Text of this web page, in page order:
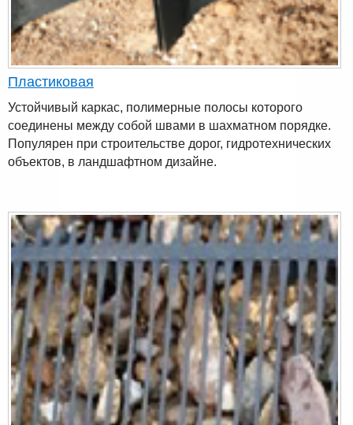
Пластиковая
Устойчивый каркас, полимерные полосы которого
соединены между собой швами в шахматном порядке.
Популярен при строительстве дорог, гидротехнических
объектов, в ландшафтном дизайне.